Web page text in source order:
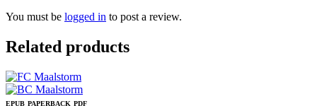
You must be logged in to post a review.
Related products
EPUB PAPERBACK PDF